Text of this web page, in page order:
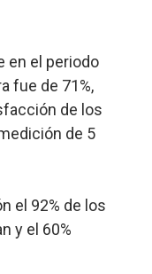
en el periodo
fue de 71%,
de los
de 5
el 92% de los
y el 60%